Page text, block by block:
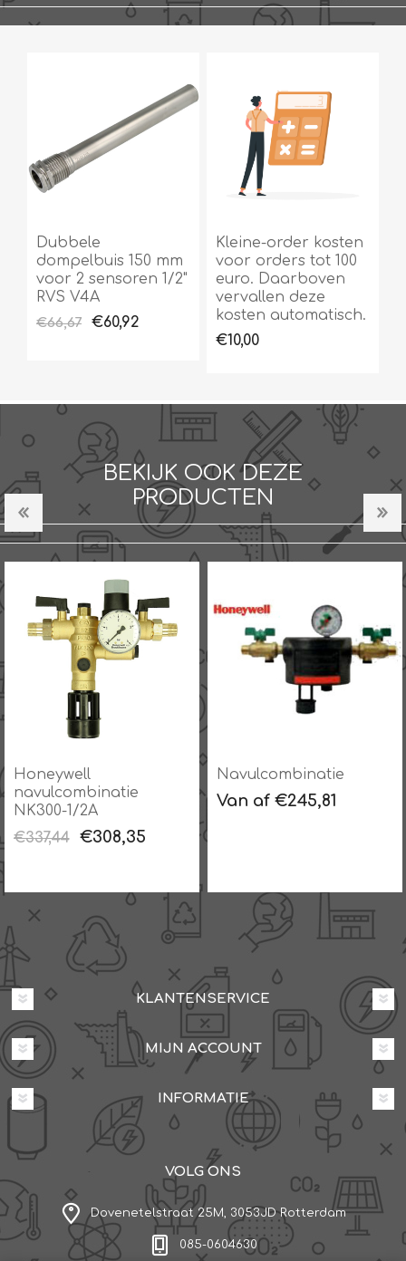
Dubbele
dompelbuis 150 mm
voor 2 sensoren 1/2"
RVS V4A
€66,67 €60,92
Kleine-order kosten
voor orders tot 100
euro. Daarboven
vervallen deze
kosten automatisch.
€10,00
BEKIJK OOK DEZE
PRODUCTEN
Honeywell
navulcombinatie
NK300-1/2A
€337,44
€308,35
Navulcombinatie
Van af €245,81
KLANTENSERVICE
MIJN ACCOUNT
INFORMATIE
VOLG ONS
Dovenetelstraat 25M, 3053JD Rotterdam
085-0604630